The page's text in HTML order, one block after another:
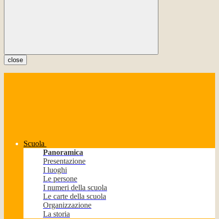
close
Scuola
Panoramica
Presentazione
I luoghi
Le persone
I numeri della scuola
Le carte della scuola
Organizzazione
La storia